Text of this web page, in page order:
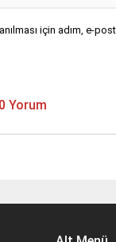
için adım, e-
Yorum